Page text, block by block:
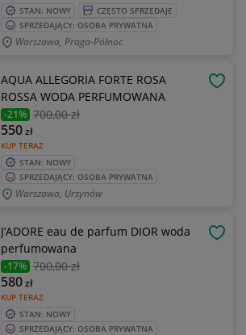
STAN: NOWY
CZĘSTO SPRZEDAJE
SPRZEDAJĄCY: OSOBA PRYWATNA
Warszawa, Praga-Północ
AQUA ALLEGORIA FORTE ROSA
ROSSA WODA PERFUMOWANA
-21% 700,00 zł
KUP TERAZ
550zł
STAN: NOWY
SPRZEDAJĄCY: OSOBA PRYWATNA
Warszawa, Ursynów
J’ADORE eau de parfum DIOR woda
perfumowana
-17% 700,00 zł
KUP TERAZ
580zł
STAN: NOWY
SPRZEDAJĄCY: OSOBA PRYWATNA